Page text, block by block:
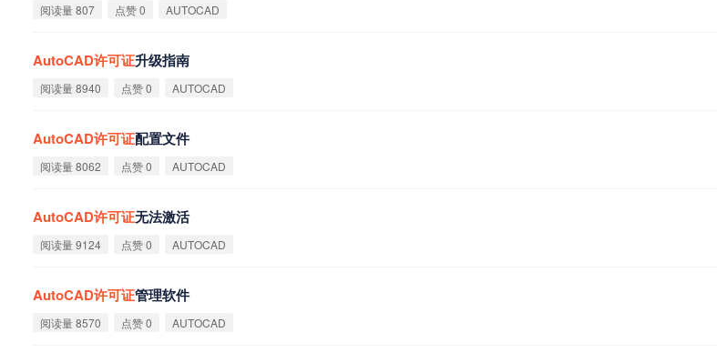
阅读量 807 点赞 0 AUTOCAD
AutoCAD许可证升级指南
阅读量 8940 点赞 0 AUTOCAD
AutoCAD许可证配置文件
阅读量 8062 点赞 0 AUTOCAD
AutoCAD许可证无法激活
阅读量 9124 点赞 0 AUTOCAD
AutoCAD许可证管理软件
阅读量 8570 点赞 0 AUTOCAD